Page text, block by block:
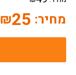
מחיר: 25
₪